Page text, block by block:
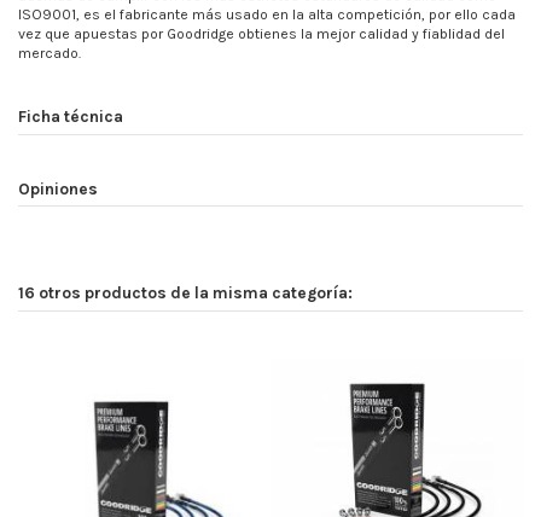
ISO9001, es el fabricante más usado en la alta competición, por ello cada
vez que apuestas por Goodridge obtienes la mejor calidad y fiablidad del
mercado.
Ficha técnica
Opiniones
16 otros productos de la misma categoría: